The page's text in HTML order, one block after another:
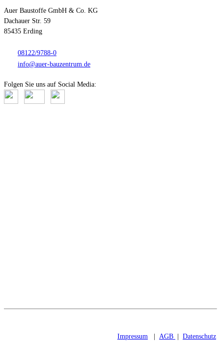
Auer Baustoffe GmbH & Co. KG
Dachauer Str. 59
85435 Erding
08122/9788-0
info@auer-bauzentrum.de
Folgen Sie uns auf Social Media:
Impressum AGB Datenschutz